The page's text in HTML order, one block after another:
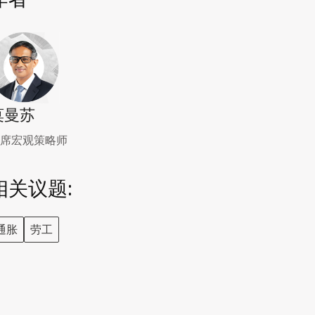
曼苏
宏观策略师
关议题:
胀 劳工